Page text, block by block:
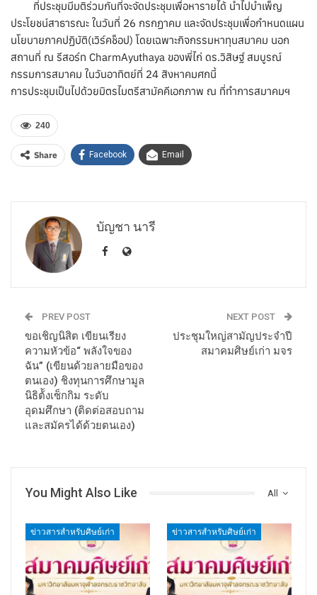
ที่ประชุมมีมติร่วมกันที่จะจัดประชุมเพื่อหารายได้ นำไปบำเพ็ญ
ประโยชน์สาธารณะ ในวันที่ 26 กรกฏาคม และจัดประชุมเพื่อกำหนดแผน
นโยบายภาคปฏิบัติ(เวิร์คช็อป) โดยเฉพาะกิจกรรมหาทุนสมาคม นอก
สถานที่ ณ รีสอร์ท CharmAyuthaya ของพี่ไก่ ดร.วิสิษฐ์ สมบูรณ์
กรรมการสมาคม ในวันอาทิตย์ที่ 24 สิงหาคมศกนี้
การประชุมเป็นไปด้วยมิตรไมตรีสามัคคีเอกภาพ ณ ที่ทำการสมาคมฯ
240
Share Facebook Email
บัญชา นารี
PREV POST
ขอเชิญนิสิต เขียนเรียง
ความหัวข้อ“ พลังใจของ
ฉัน” (เขียนด้วยลายมือของ
ตนเอง) ชิงทุนการศึกษามูล
นิธิต้ังเซ็กกิม ระดับ
อุดมศึกษา (ติดต่อสอบถาม
และสมัครได้ด้วยตนเอง)
NEXT POST
ประชุมใหญ่สามัญประจำปี
สมาคมศิษย์เก่า มจร
All
You Might Also Like
ข่าวสารสำหรับศิษย์เก่า ข่าวสารสำหรับศิษย์เก่า